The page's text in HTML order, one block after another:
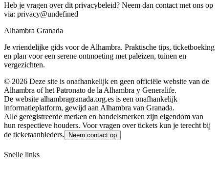
Heb je vragen over dit privacybeleid? Neem dan contact met ons op
via: privacy@undefined
Alhambra Granada
Je vriendelijke gids voor de Alhambra. Praktische tips, ticketboeking
en plan voor een serene ontmoeting met paleizen, tuinen en
vergezichten.
© 2026 Deze site is onafhankelijk en geen officiële website van de
Alhambra of het Patronato de la Alhambra y Generalife.
De website alhambragranada.org.es is een onafhankelijk
informatieplatform, gewijd aan Alhambra van Granada.
Alle geregistreerde merken en handelsmerken zijn eigendom van
hun respectieve houders. Voor vragen over tickets kun je terecht bij
de ticketaanbieders.
Neem contact op
Snelle links